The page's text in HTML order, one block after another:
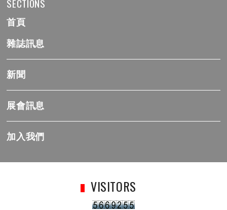
SECTIONS
首頁
雜誌訊息
新聞
展會訊息
加入我們
VISITORS